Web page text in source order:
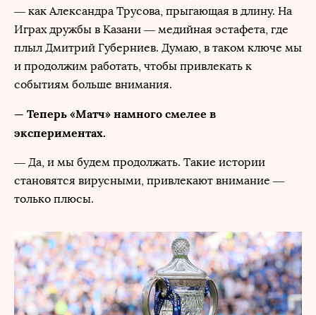
— как Александра Трусова, прыгающая в длину. На
Играх дружбы в Казани — медийная эстафета, где
плыл Дмитрий Губерниев. Думаю, в таком ключе мы
и продолжим работать, чтобы привлекать к
событиям больше внимания.
— Теперь «Матч» намного смелее в
экспериментах.
— Да, и мы будем продолжать. Такие истории
становятся вирусными, привлекают внимание —
только плюсы.